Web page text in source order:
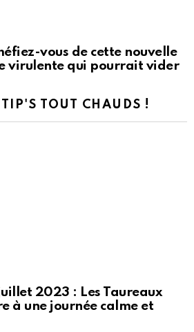
vous de cette nouvelle
virulente qui pourrait vider
TIP'S TOUT CHAUDS !
2023 : Les Taureaux
à une journée calme et